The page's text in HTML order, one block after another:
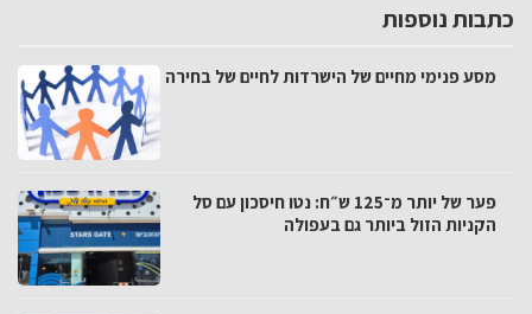
כתבות נוספות
מסע פנימי מחיים של הישרדות לחיים של בחירה
פער של יותר מ־125 ש״ח: נטו חיסכון עם סל
הקניות הזול ביותר גם בעפולה